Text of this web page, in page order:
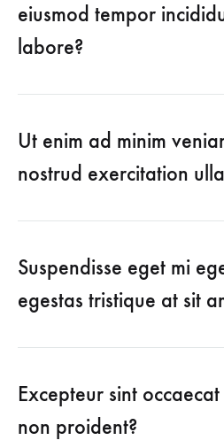
eiusmod tempor
labore?
Ut enim ad minim
nostrud exercitation
Suspendisse eget mi
egestas tristique at sit
Excepteur sint
non proident?